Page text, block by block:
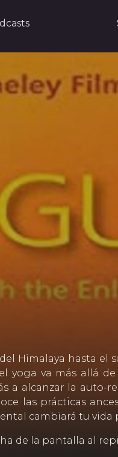
Himalaya hasta el
va más allá
a alcanzar la auto-
las prácticas
cambiará tu vida
de la pantalla al